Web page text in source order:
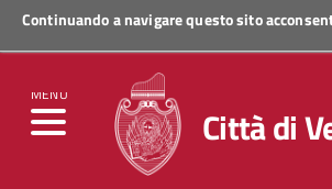
Continuando a navigare questo sito
MENU
Regione Veneto
Città di